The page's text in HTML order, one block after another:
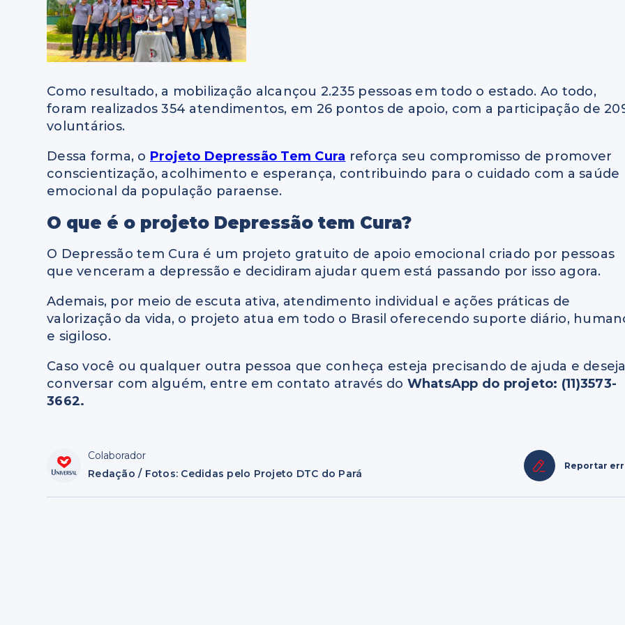
Como resultado, a mobilização alcançou 2.235 pessoas em todo o estado. Ao todo,
foram realizados 354 atendimentos, em 26 pontos de apoio, com a participação de
voluntários.
Dessa forma, o Projeto Depressão Tem Cura reforça seu compromisso de promover
conscientização, acolhimento e esperança, contribuindo para o cuidado com a saúde
emocional da população paraense.
O que é o projeto Depressão tem Cura?
O Depressão tem Cura é um projeto gratuito de apoio emocional criado por pessoas
que venceram a depressão e decidiram ajudar quem está passando por isso agora.
Ademais, por meio de escuta ativa, atendimento individual e ações práticas de
valorização da vida, o projeto atua em todo o Brasil oferecendo suporte diário,
e sigiloso.
Caso você ou qualquer outra pessoa que conheça esteja precisando de ajuda e
conversar com alguém, entre em contato através do WhatsApp do projeto: (11)3573-
3662.
Colaborador
Redação / Fotos: Cedidas pelo Projeto DTC do Pará
Reportar